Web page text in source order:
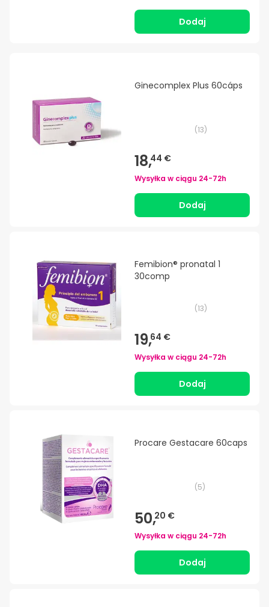
Dodaj
Ginecomplex Plus 60cáps
(13)
18,44 €
Wysyłka w ciągu 24-72h
Dodaj
Femibion® pronatal 1
30comp
(13)
19,64 €
Wysyłka w ciągu 24-72h
Dodaj
Procare Gestacare 60caps
(5)
50,20 €
Wysyłka w ciągu 24-72h
Dodaj